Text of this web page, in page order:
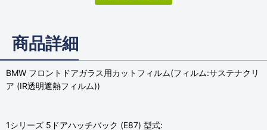
商品詳細
BMW フロントドアガラス用カットフィルム(フィルム:サステナクリ
ア (IR透明遮熱フィルム))
1シリーズ 5ドアハッチバック (E87) 型式: